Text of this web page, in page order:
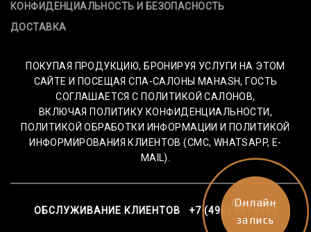
КОНФИДЕНЦИАЛЬНОСТЬ И БЕЗОПАСНОСТЬ
ДОСТАВКА
ПОКУПАЯ ПРОДУКЦИЮ, БРОНИРУЯ УСЛУГИ НА ЭТОМ
САЙТЕ И ПОСЕЩАЯ СПА-САЛОНЫ MAHASH, ГОСТЬ
СОГЛАШАЕТСЯ С ПОЛИТИКОЙ САЛОНОВ,
ВКЛЮЧАЯ ПОЛИТИКУ КОНФИДЕНЦИАЛЬНОСТИ,
ПОЛИТИКОЙ ОБРАБОТКИ ИНФОРМАЦИИ И ПОЛИТИКОЙ
ИНФОРМИРОВАНИЯ КЛИЕНТОВ (СМС, WHATSAPP, E-
MAIL).
ОБСЛУЖИВАНИЕ КЛИЕНТОВ +7 (499) 9519503
Онлайн-
запись
Онлайн
запись